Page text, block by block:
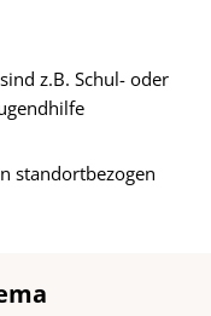
z.B. Schul- oder
standortbezogen